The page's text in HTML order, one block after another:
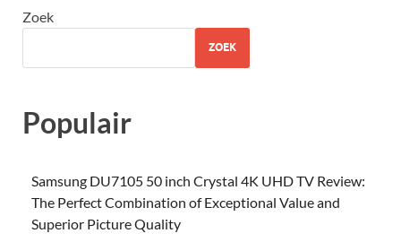
Zoek
ZOEK
Populair
Samsung DU7105 50 inch Crystal 4K UHD TV Review:
The Perfect Combination of Exceptional Value and
Superior Picture Quality